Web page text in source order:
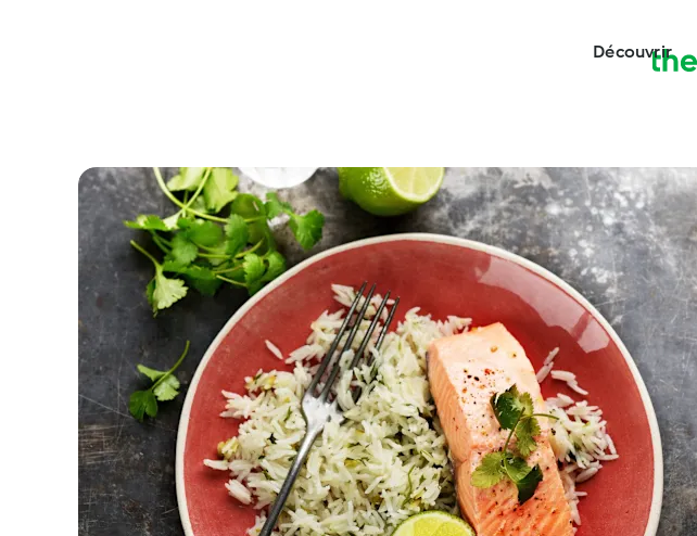
Découvrir